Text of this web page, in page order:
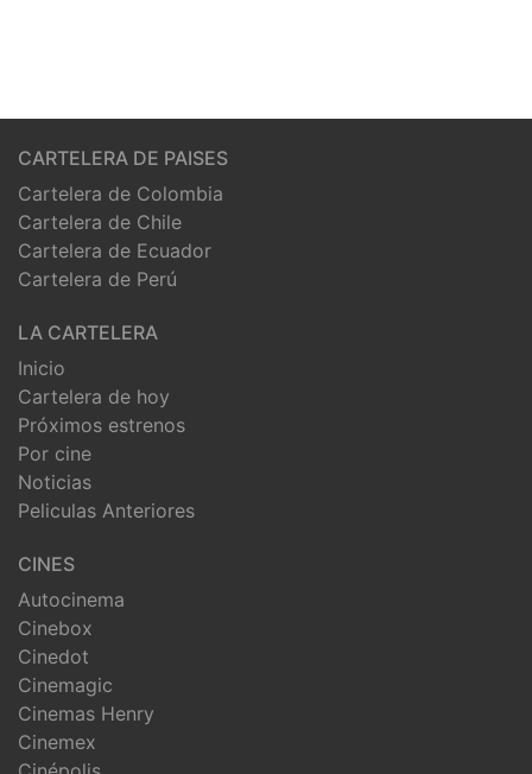
CARTELERA DE PAISES
Cartelera de Colombia
Cartelera de Chile
Cartelera de Ecuador
Cartelera de Perú
LA CARTELERA
Inicio
Cartelera de hoy
Próximos estrenos
Por cine
Noticias
Peliculas Anteriores
CINES
Autocinema
Cinebox
Cinedot
Cinemagic
Cinemas Henry
Cinemex